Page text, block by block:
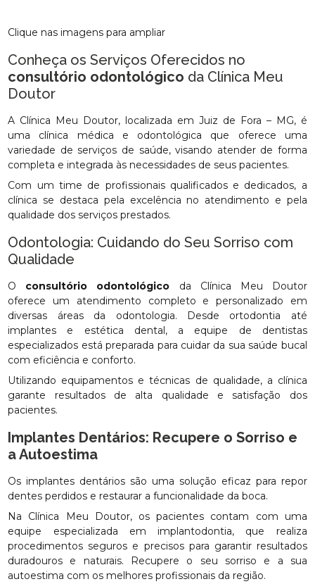
Clique nas imagens para ampliar
Conheça os Serviços Oferecidos no
consultório odontológico da Clínica Meu
Doutor
A Clínica Meu Doutor, localizada em Juiz de Fora – MG, é
uma clínica médica e odontológica que oferece uma
variedade de serviços de saúde, visando atender de forma
completa e integrada às necessidades de seus pacientes.
Com um time de profissionais qualificados e dedicados, a
clínica se destaca pela excelência no atendimento e pela
qualidade dos serviços prestados.
Odontologia: Cuidando do Seu Sorriso com
Qualidade
O consultório odontológico da Clínica Meu Doutor
oferece um atendimento completo e personalizado em
diversas áreas da odontologia. Desde ortodontia até
implantes e estética dental, a equipe de dentistas
especializados está preparada para cuidar da sua saúde bucal
com eficiência e conforto.
Utilizando equipamentos e técnicas de qualidade, a clínica
garante resultados de alta qualidade e satisfação dos
pacientes.
Implantes Dentários: Recupere o Sorriso e
a Autoestima
Os implantes dentários são uma solução eficaz para repor
dentes perdidos e restaurar a funcionalidade da boca.
Na Clínica Meu Doutor, os pacientes contam com uma
equipe especializada em implantodontia, que realiza
procedimentos seguros e precisos para garantir resultados
duradouros e naturais. Recupere o seu sorriso e a sua
autoestima com os melhores profissionais da região.